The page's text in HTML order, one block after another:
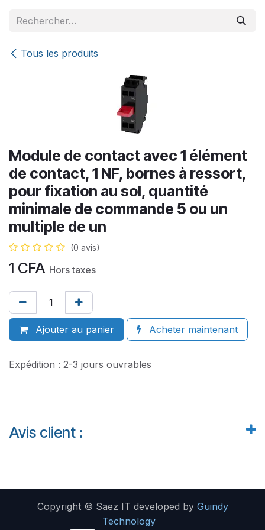
Tous les produits
Module de contact avec 1 élément
de contact, 1 NF, bornes à ressort,
pour fixation au sol, quantité
minimale de commande 5 ou un
multiple de un
(0 avis)
1 CFA Hors taxes
Ajouter au panier Acheter maintenant
Expédition : 2-3 jours ouvrables
Avis client :
Copyright © Saez IT developed by Guindy
Technology